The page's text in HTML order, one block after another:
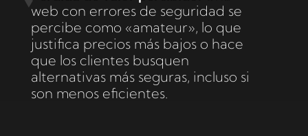
web con errores de seguridad se
percibe como «amateur», lo que
justifica precios más bajos o hace
que los clientes busquen
alternativas más seguras, incluso si
son menos eficientes.